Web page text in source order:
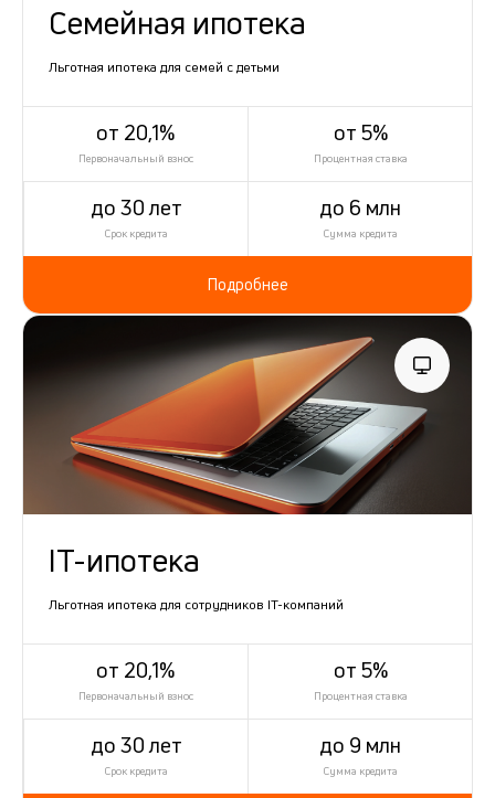
Семейная ипотека
Льготная ипотека для семей с детьми
от 20,1%
Первоначальный взнос
от 5%
Процентная ставка
до 30 лет
Срок кредита
до 6 млн
Сумма кредита
Подробнее
IT-ипотека
Льготная ипотека для сотрудников IT-компаний
от 20,1%
Первоначальный взнос
от 5%
Процентная ставка
до 30 лет
Срок кредита
до 9 млн
Сумма кредита